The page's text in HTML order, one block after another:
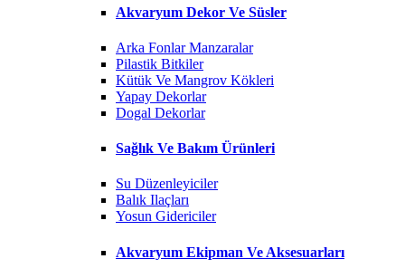
Akvaryum Dekor Ve Süsler
Arka Fonlar Manzaralar
Pilastik Bitkiler
Kütük Ve Mangrov Kökleri
Yapay Dekorlar
Dogal Dekorlar
Sağlık Ve Bakım Ürünleri
Su Düzenleyiciler
Balık Ilaçları
Yosun Gidericiler
Akvaryum Ekipman Ve Aksesuarları